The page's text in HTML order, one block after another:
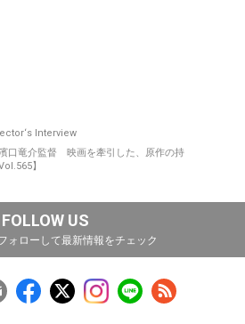
Interview
濱口竜介監督 映画を牽引した、原作の持
】
FOLLOW US
ォローして最新情報をチェック